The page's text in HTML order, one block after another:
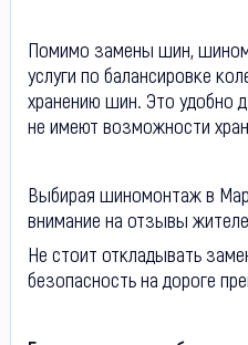
Помимо замены шин,
услуги по балансировке
хранению шин. Это удобно
не имеют возможности
Выбирая шиномонтаж в
внимание на отзывы
Не стоит откладывать
безопасность на дороге